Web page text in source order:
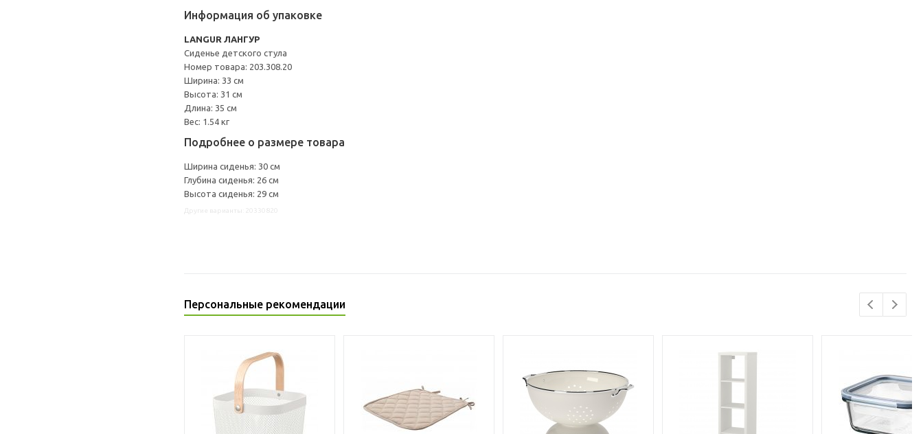
Информация об упаковке
LANGUR ЛАНГУР
Сиденье детского стула
Номер товара: 203.308.20
Ширина: 33 см
Высота: 31 см
Длина: 35 см
Вес: 1.54 кг
Подробнее о размере товара
Ширина сиденья: 30 см
Глубина сиденья: 26 см
Высота сиденья: 29 см
Персональные рекомендации